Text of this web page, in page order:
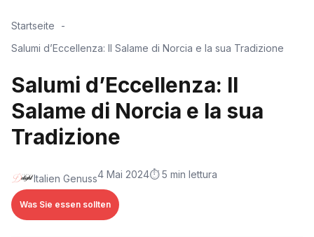
Startseite
Salumi d’Eccellenza: Il Salame di Norcia e la sua Tradizione
Salumi d’Eccellenza: Il
Salame di Norcia e la sua
Tradizione
Italien Genuss4 Mai 2024⏱️ 5 min lettura
Was Sie essen sollten